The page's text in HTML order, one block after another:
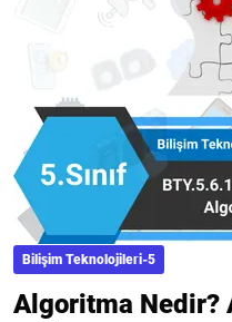
Bilişim Teknolojileri-5
Algoritma Nedir?